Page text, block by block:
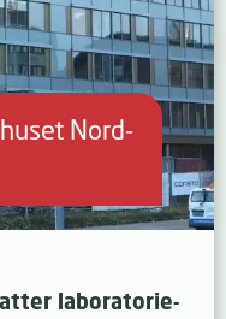
Nord-
laboratorie-